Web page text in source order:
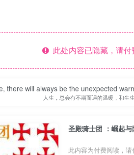
此处内容已隐藏，请
there will always be the unexpected
人生，总会有不期而遇的温暖，和生
圣殿骑士团 ：崛起
此内容为付费阅读，